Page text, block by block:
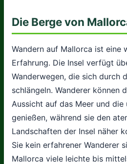
Die Berge von
Wandern auf Mallorca ist eine
Erfahrung. Die Insel verfügt
Wanderwegen, die sich durch
schlängeln. Wanderer können
Aussicht auf das Meer und die
genießen, während sie den
Landschaften der Insel näher
Sie kein erfahrener Wanderer
Mallorca viele leichte bis